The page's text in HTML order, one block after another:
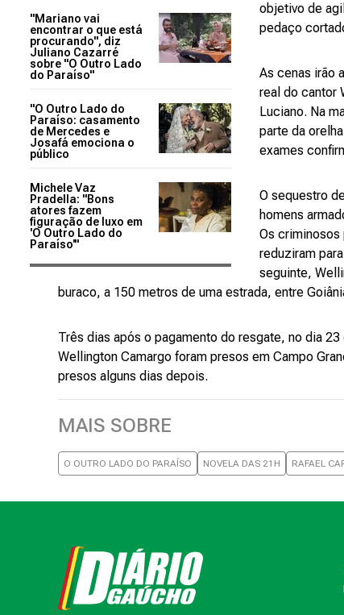
"Mariano vai
encontrar o que está
procurando", diz
Juliano Cazarré
sobre "O Outro Lado
do Paraíso"
"O Outro Lado do
Paraíso: casamento
de Mercedes e
Josafá emociona o
público
Michele Vaz
Pradella: "Bons
atores fazem
figuração de luxo em
'O Outro Lado do
Paraíso'"
objetivo de
pedaço
As cenas irão
real do cantor
Luciano. Na
parte da
exames
O sequestro
homens
Os criminosos
reduziram
seguinte,
buraco, a 150 metros de uma estrada, entre
Três dias após o pagamento do resgate, no dia
Wellington Camargo foram presos em Campo
presos alguns dias depois.
MAIS SOBRE
O OUTRO LADO DO PARAÍSO NOVELA DAS 21H RAFAEL